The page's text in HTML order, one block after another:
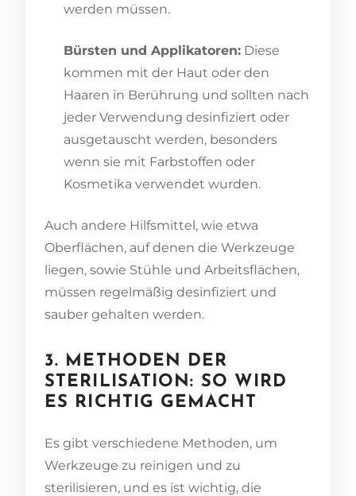
werden müssen.
Bürsten und Applikatoren: Diese
kommen mit der Haut oder den
Haaren in Berührung und sollten nach
jeder Verwendung desinfiziert oder
ausgetauscht werden, besonders
wenn sie mit Farbstoffen oder
Kosmetika verwendet wurden.
Auch andere Hilfsmittel, wie etwa
Oberflächen, auf denen die Werkzeuge
liegen, sowie Stühle und Arbeitsflächen,
müssen regelmäßig desinfiziert und
sauber gehalten werden.
3. METHODEN DER
STERILISATION: SO WIRD
ES RICHTIG GEMACHT
Es gibt verschiedene Methoden, um
Werkzeuge zu reinigen und zu
sterilisieren, und es ist wichtig, die